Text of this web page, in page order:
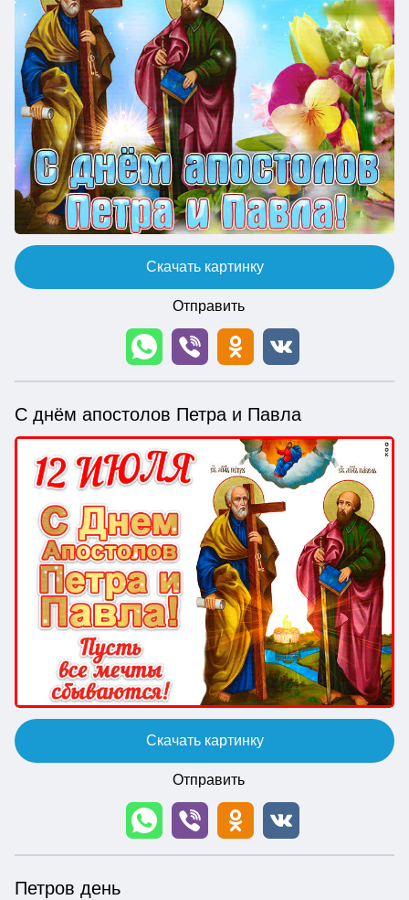
Скачать картинку
Отправить
С днём апостолов Петра и Павла
Скачать картинку
Отправить
Петров день